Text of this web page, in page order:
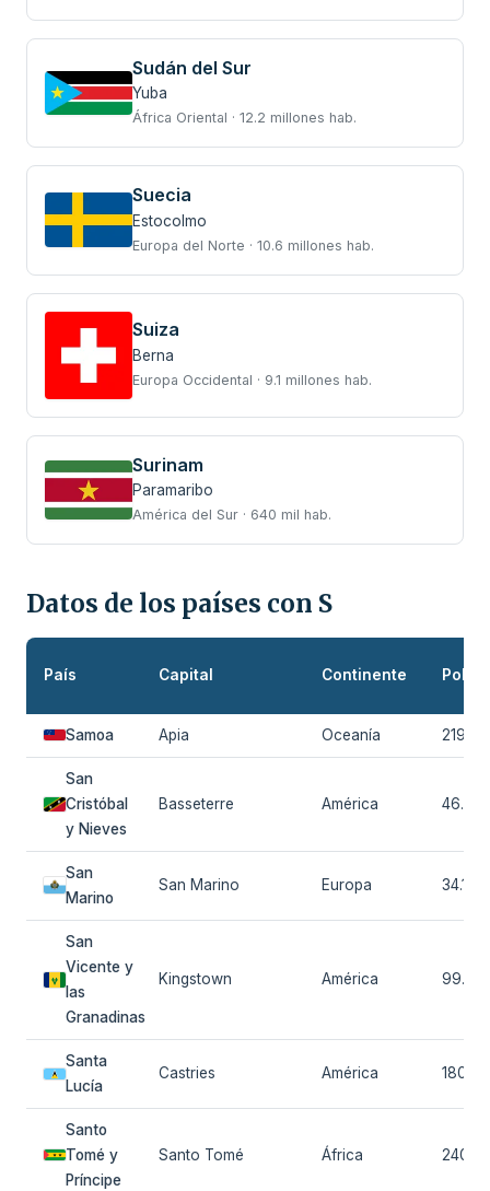
Sudán del Sur
Yuba
África Oriental · 12.2 millones hab.
Suecia
Estocolmo
Europa del Norte · 10.6 millones hab.
Suiza
Berna
Europa Occidental · 9.1 millones hab.
Surinam
Paramaribo
América del Sur · 640 mil hab.
Datos de los países con S
País Capital Continente
Samoa Apia Oceanía
San
Cristóbal
y Nieves
Basseterre América 46.922
San
Marino
San Marino Europa 34.109
San
Vicente y
las
Granadinas
Kingstown América
Santa
Lucía
Castries América
Santo
Tomé y
Príncipe
Santo Tomé África